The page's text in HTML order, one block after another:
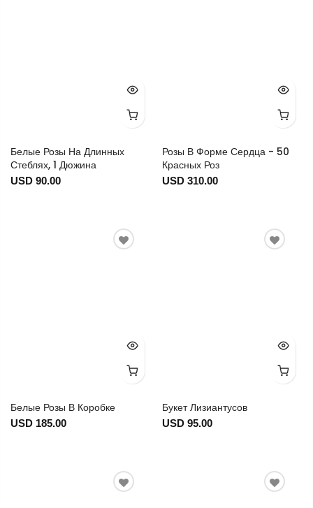
Белые Розы На Длинных
Стеблях, 1 Дюжина
USD 90.00
Розы В Форме Сердца - 50
Красных Роз
USD 310.00
Белые Розы В Коробке
USD 185.00
Букет Лизиантусов
USD 95.00